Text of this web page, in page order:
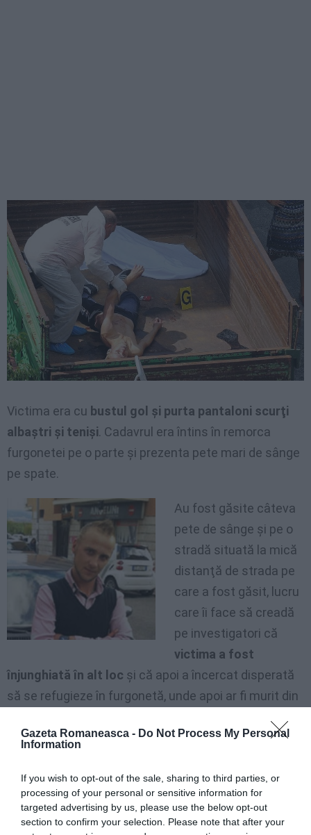
Gazeta Romaneasca - Do Not Process My Personal
Information
If you wish to opt-out of the sale, sharing to third parties, or
processing of your personal or sensitive information for
targeted advertising by us, please use the below opt-out
section to confirm your selection. Please note that after your
Victima era cu bustul gol şi purta pantaloni scurţi
albaştri şi tenişi. Cadavrul era întins în remorca
furgonetei pe o parte şi prezenta pete mari de sânge
pe spate.
Au fost găsite câteva
pete de sânge şi pe o
stradă situată la mică
distanţă de strada pe
care a fost găsit, lucru
care îi face să creadă
pe investigatori că
victima a fost
înjunghiată în alt loc şi că apoi a încercat disperată
să se refugieze în furgonetă, unde apoi ar fi murit din
cuţit, având cel puţin trei lovituri în dreptul şoldului.
conaţionali care a degenerat.
Proprietarul furgonetei estecu totul străin de cele